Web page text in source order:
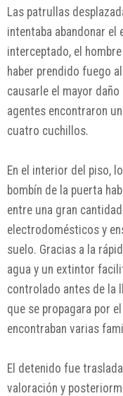
Las patrullas
intentaba abandonar
interceptado, el
haber prendido fuego
causarle el mayor
agentes encontraron
cuatro cuchillos.
En el interior del piso,
bombín de la puerta
entre una gran
electrodomésticos y
suelo. Gracias a la
agua y un extintor
controlado antes de la
que se propagara por
encontraban varias
El detenido fue
valoración y